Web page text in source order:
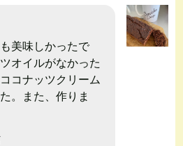
美味しかったで
オイルがなかった
コナッツクリーム
。また、作りま